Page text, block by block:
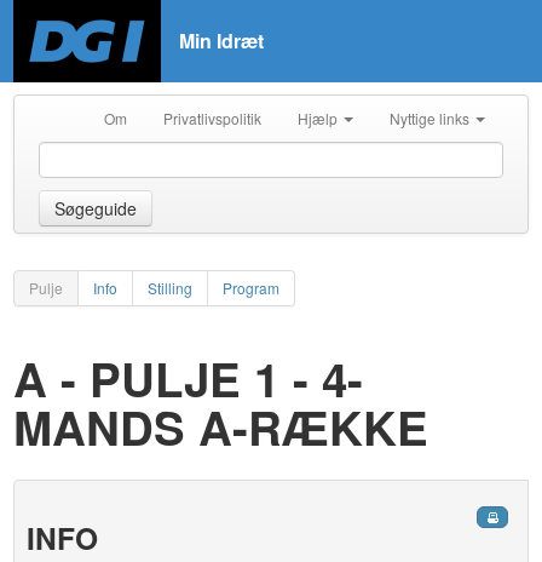
Min Idræt
Om Privatlivspolitik Hjælp Nyttige links
Søgeguide
Pulje Info Stilling Program
A - PULJE 1 - 4-
MANDS A-RÆKKE
INFO